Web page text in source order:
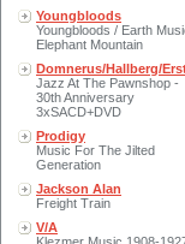
Youngbloods
Youngbloods / Earth
Elephant Mountain
Domnerus/Hallberg/
Jazz At The Pawnshop -
30th Anniversary
3xSACD+DVD
Prodigy
Music For The Jilted
Generation
Jackson Alan
Freight Train
V/A